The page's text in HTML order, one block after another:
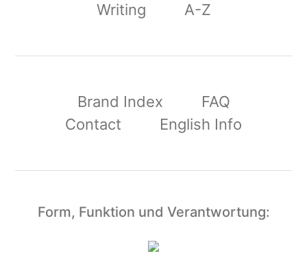
Writing
A-Z
Brand Index
FAQ
Contact
English Info
Form, Funktion und Verantwortung: